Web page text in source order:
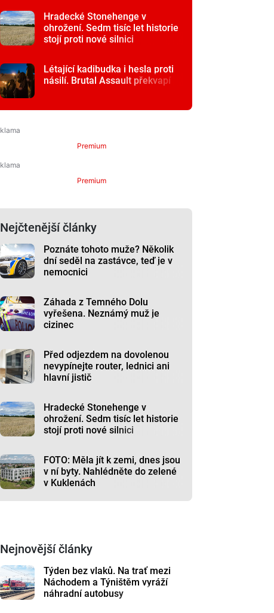
Hradecké Stonehenge v
ohrožení. Sedm tisíc let historie
stojí proti nové silnici
Létající kadibudka i hesla proti
násilí. Brutal Assault překvapí
Premium
Premium
Nejčtenější články
Poznáte tohoto muže? Několik
dní seděl na zastávce, teď je v
nemocnici
Záhada z Temného Dolu
vyřešena. Neznámý muž je
cizinec
Před odjezdem na dovolenou
nevypínejte router, lednici ani
hlavní jistič
Hradecké Stonehenge v
ohrožení. Sedm tisíc let historie
stojí proti nové silnici
FOTO: Měla jít k zemi, dnes jsou
v ní byty. Nahlédněte do zelené
v Kuklenách
Nejnovější články
Týden bez vlaků. Na trať mezi
Náchodem a Týništěm vyráží
náhradní autobusy